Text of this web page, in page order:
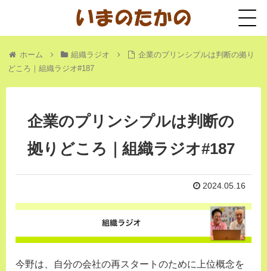
ホーム 組織ラジオ
企業のプリンシプルは判断の拠り
どころ｜組織ラジオ#187
企業のプリンシプルは判断の
拠りどころ｜組織ラジオ#187
2024.05.16
今野は、自分の会社の再スタートのために上位概念を